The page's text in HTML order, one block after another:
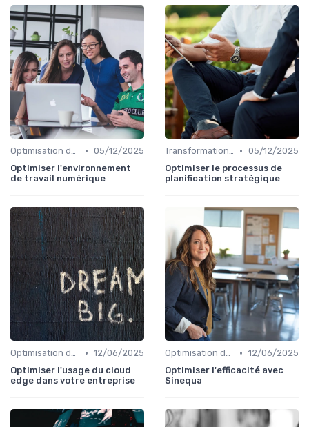
Optimisation des infrastructures IT • 05/12/2025
Optimiser l'environnement
de travail numérique
Transformation digitale • 05/12/2025
Optimiser le processus de
planification stratégique
Optimisation des infrastructures IT • 12/06/2025
Optimiser l'usage du cloud
edge dans votre entreprise
Optimisation des infrastructures IT • 12/06/2025
Optimiser l'efficacité avec
Sinequa